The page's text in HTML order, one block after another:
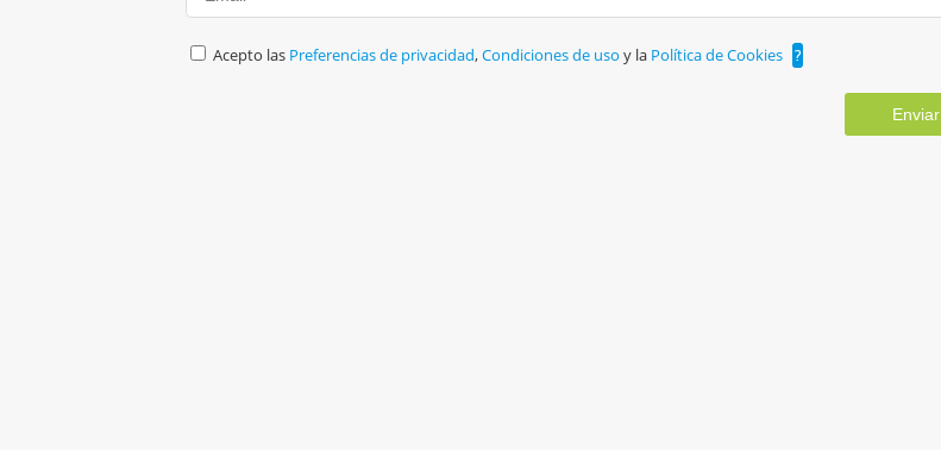
Acepto las Preferencias de privacidad,Condiciones de uso y la Política de Cookies ?
Enviar